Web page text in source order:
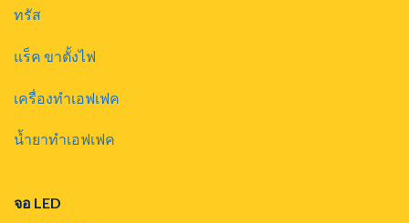
ทรัส
แร็ค ขาตั้งไฟ
เครื่องทำเอฟเฟค
น้ำยาทำเอฟเฟค
จอ LED